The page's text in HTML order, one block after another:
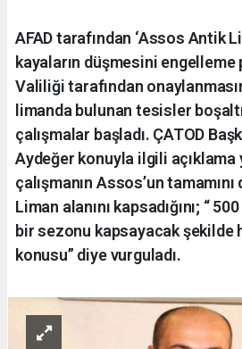
AFAD tarafından ‘Assos Antik
kayaların düşmesini engelleme
Valiliği tarafından
limanda bulunan tesisler
çalışmalar başladı. ÇATOD
Aydeğer konuyla ilgili açıklama
çalışmanın Assos’un
Liman alanını kapsadığını; “
bir sezonu kapsayacak şekilde
konusu” diye vurguladı.